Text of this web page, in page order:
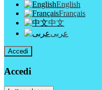
English
Français
中文
عربى
Accedi
Accedi